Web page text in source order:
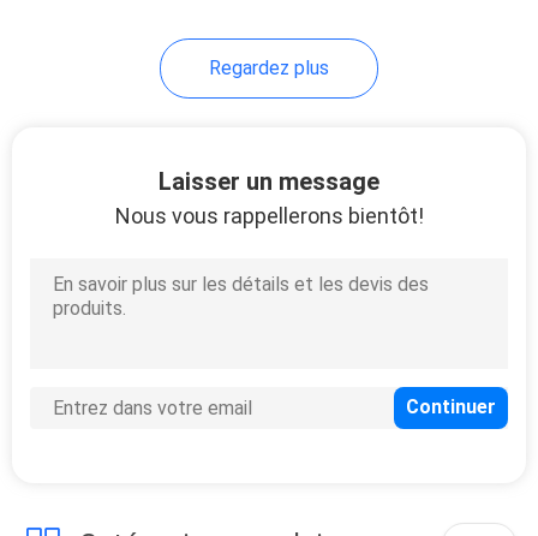
Regardez plus
Laisser un message
Nous vous rappellerons bientôt!